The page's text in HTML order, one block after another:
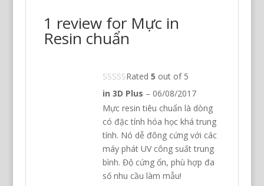
1 review for Mực in
Resin chuẩn
Rated 5 out of 5
in 3D Plus – 06/08/2017
Mực resin tiêu chuẩn là dòng
có đặc tính hóa học khá trung
tính. Nó dễ đông cứng với các
máy phát UV công suất trung
bình. Độ cứng ổn, phù hợp đa
số nhu cầu làm mẫu!